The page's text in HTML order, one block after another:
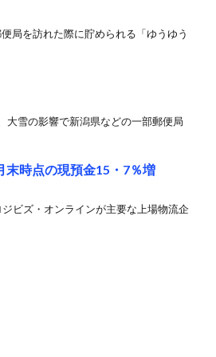
局を訪れた際に貯められる「ゆうゆう
雪の影響で新潟県などの一部郵便局
末時点の現預金15・7％増
ビズ・オンラインが主要な上場物流企